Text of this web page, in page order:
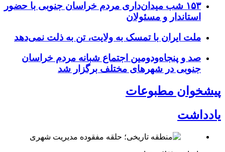
۱۵۳ شب میدان‌داری مردم خراسان جنوبی با حضور
استاندار و مسئولان
ملت ایران با تمسک به ولایت، تن به ذلت نمی‌دهد
صد و پنجاه‌ودومین اجتماع شبانه مردم خراسان
جنوبی در شهرهای مختلف برگزار شد
پیشخوان مطبوعات
یادداشت